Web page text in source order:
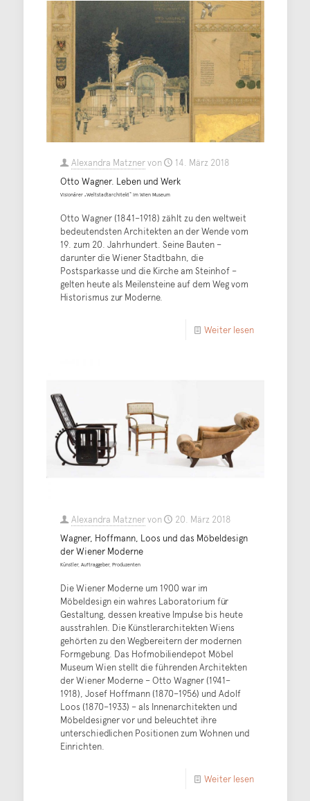
Alexandra Matznervon
14. März 2018
Otto Wagner. Leben und Werk
Visionärer „Weltstadtarchitekt“ im Wien Museum
Otto Wagner (1841–1918) zählt zu den weltweit
bedeutendsten Architekten an der Wende vom
19. zum 20. Jahrhundert. Seine Bauten –
darunter die Wiener Stadtbahn, die
Postsparkasse und die Kirche am Steinhof –
gelten heute als Meilensteine auf dem Weg vom
Historismus zur Moderne.
Weiter lesen
Alexandra Matznervon
20. März 2018
Wagner, Hoffmann, Loos und das Möbeldesign
der Wiener Moderne
Künstler, Auftraggeber, Produzenten
Die Wiener Moderne um 1900 war im
Möbeldesign ein wahres Laboratorium für
Gestaltung, dessen kreative Impulse bis heute
ausstrahlen. Die Künstlerarchitekten Wiens
gehörten zu den Wegbereitern der modernen
Formgebung. Das Hofmobiliendepot Möbel
Museum Wien stellt die führenden Architekten
der Wiener Moderne – Otto Wagner (1941–
1918), Josef Hoffmann (1870–1956) und Adolf
Loos (1870–1933) – als Innenarchitekten und
Möbeldesigner vor und beleuchtet ihre
unterschiedlichen Positionen zum Wohnen und
Einrichten.
Weiter lesen